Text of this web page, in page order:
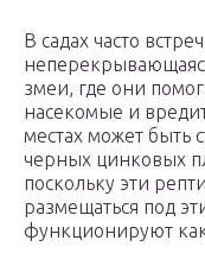
В садах часто
змеи, где они
насекомые и
местах может быть
черных цинковых
поскольку эти
размещаться под
функционируют